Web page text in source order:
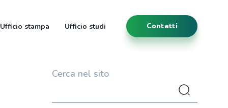
Contatti
Ufficio stampa Ufficio studi
Cerca nel sito